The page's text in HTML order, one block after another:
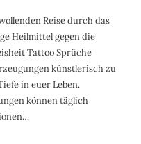
Reise durch das
Heilmittel gegen die
Tattoo Sprüche
künstlerisch zu
in euer Leben.
können täglich